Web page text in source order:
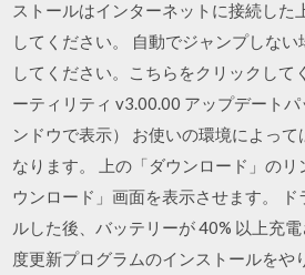
ストールはインターネットに接続した
してください。 自動でジャンプしな
してください。こちらをクリックして
ーティリティ v3.00.00 アップデート
ンドウで表示） お使いの環境によっ
なります。 上の「ダウンロード」の
ウンロード」画面を表示させます。
ルした後、バッテリーが 40% 以上充
度更新プログラムのインストールをや